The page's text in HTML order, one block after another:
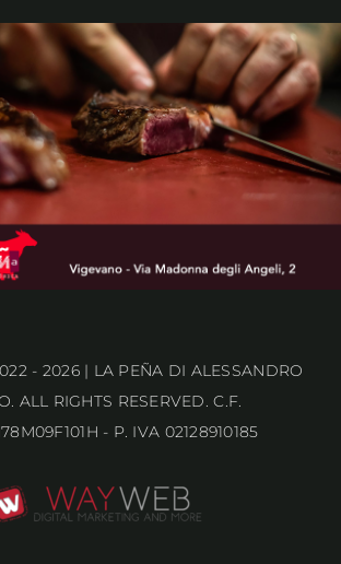
- 2026 | LA PEÑA DI ALESSANDRO
ALL RIGHTS RESERVED. C.F.
- P. IVA 02128910185